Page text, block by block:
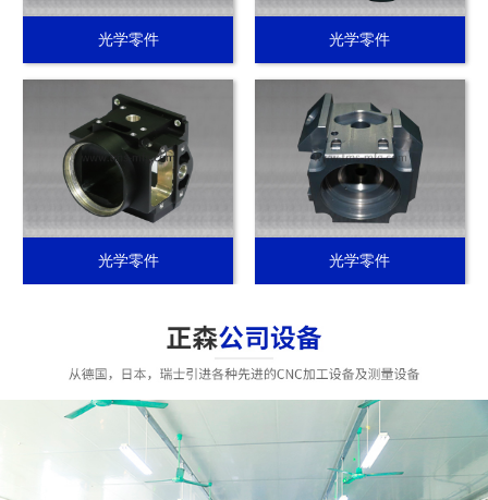
光学零件 光学零件
光学零件 光学零件